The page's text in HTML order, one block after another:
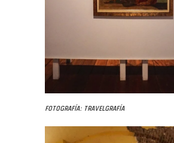
Fotografía: Travelgrafía